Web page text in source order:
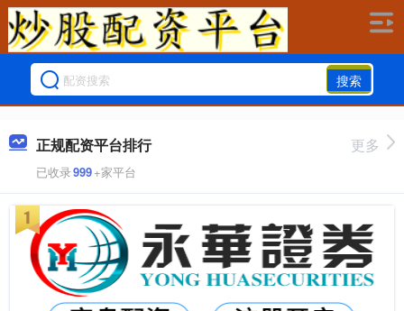
搜索
正规配资平台排行
已收录999+家平台
更多